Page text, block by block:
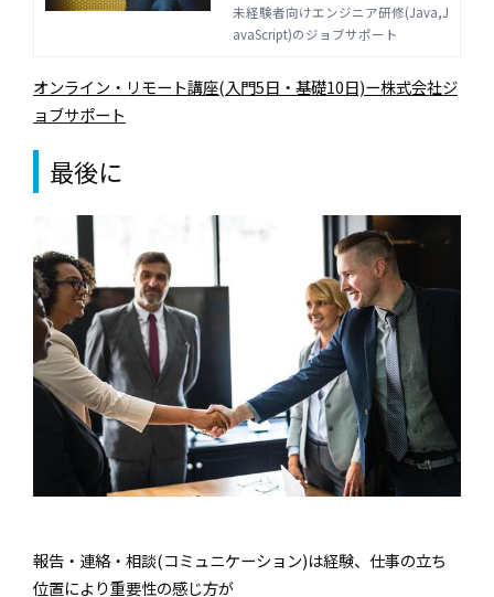
(Java,JavaScript)のジョ
ブサポート
まれ安定しないため、適切な研修が
求められます。新人SEに求められる
す。
未経験者向けエンジニア研修(Java,J
avaScript)のジョブサポート
オンライン・リモート講座(入門5日・基礎10日)ー株式会社ジ
ョブサポート
最後に
報告・連絡・相談(コミュニケーション)は経験、仕事の立ち
位置により重要性の感じ方が